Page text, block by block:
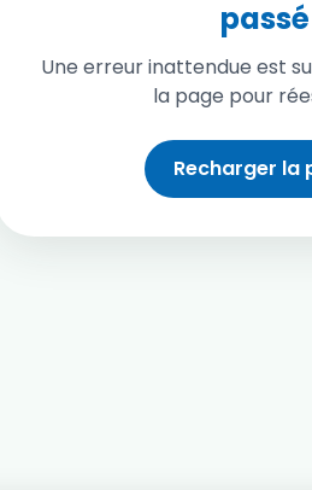
passé
Une erreur inattendue est
la page pour
Recharger la